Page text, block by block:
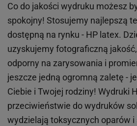
Co do jakości wydruku możesz
spokojny! Stosujemy najlepszą
dostępną na rynku - HP latex.
uzyskujemy fotograficzną
odporny na zarysowania i
jeszcze jedną ogromną zaletę -
Ciebie i Twojej rodziny! Wydruki
przeciwieństwie do wydruków
wydzielają toksycznych oparów i